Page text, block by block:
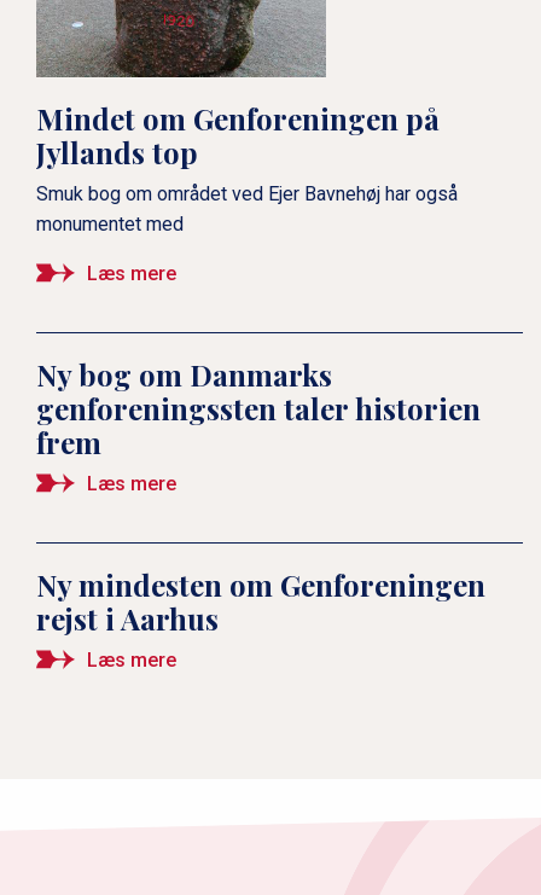
Mindet om Genforeningen på
Jyllands top
Smuk bog om området ved Ejer Bavnehøj har også
monumentet med
Læs mere
Ny bog om Danmarks
genforeningssten taler historien
frem
Læs mere
Ny mindesten om Genforeningen
rejst i Aarhus
Læs mere